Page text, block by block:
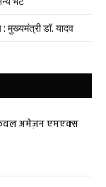
मुख्यमंत्री डॉ. यादव
केवल अमेज़न एमएक्स